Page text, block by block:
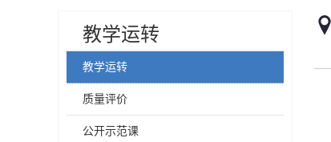
教学运转
教学运转
质量评价
公开示范课